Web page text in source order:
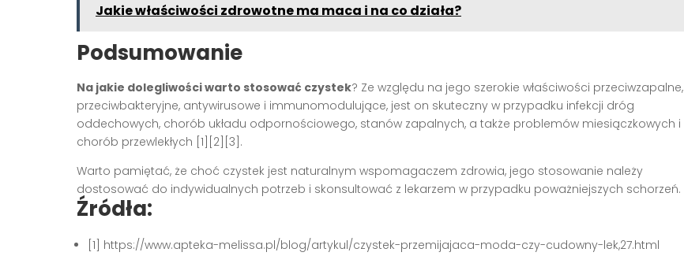
Jakie właściwości zdrowotne ma maca i na co działa?
Podsumowanie
Na jakie dolegliwości warto stosować czystek? Ze względu na jego szerokie właściwości przeciwzapalne,
przeciwbakteryjne, antywirusowe i immunomodulujące, jest on skuteczny w przypadku infekcji dróg
oddechowych, chorób układu odpornościowego, stanów zapalnych, a także problemów miesiączkowych i
chorób przewlekłych [1][2][3].
Warto pamiętać, że choć czystek jest naturalnym wspomagaczem zdrowia, jego stosowanie należy
dostosować do indywidualnych potrzeb i skonsultować z lekarzem w przypadku poważniejszych schorzeń.
Źródła:
[1] https://www.apteka-melissa.pl/blog/artykul/czystek-przemijajaca-moda-czy-cudowny-lek,27.html